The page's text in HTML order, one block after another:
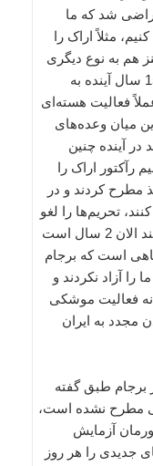
شد که ما
مثلاً اراک را
هم به نوع دیگری
نیمه‌تعطیل کردند و تعهد دادیم که طی 15 سال آینده به
فعالیت هسته‌ای
میان وعده‌های
در آینده چنین
رآکتور اراک را
مطرح کردند و در
تحریم‌ها را لغو
نمایند اما همانطور که ملت ایران می‌دانند الان 2 سال است
است که برجام
را آزاد نکردند و
فعالیت موشکی
مجدد به ایران
برجام طبق گفته
مطرح نشده است،
آزمایش
جدیدی را هر روز